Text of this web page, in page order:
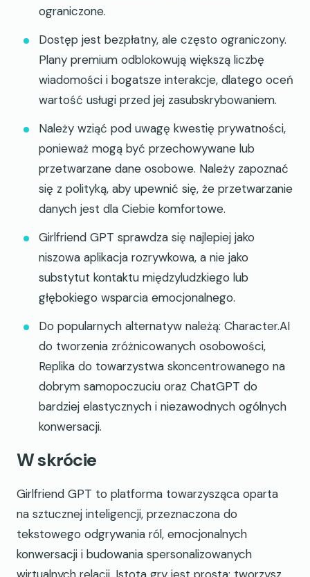
ograniczone.
Dostęp jest bezpłatny, ale często ograniczony.
Plany premium odblokowują większą liczbę
wiadomości i bogatsze interakcje, dlatego oceń
wartość usługi przed jej zasubskrybowaniem.
Należy wziąć pod uwagę kwestię prywatności,
ponieważ mogą być przechowywane lub
przetwarzane dane osobowe. Należy zapoznać
się z polityką, aby upewnić się, że przetwarzanie
danych jest dla Ciebie komfortowe.
Girlfriend GPT sprawdza się najlepiej jako
niszowa aplikacja rozrywkowa, a nie jako
substytut kontaktu międzyludzkiego lub
głębokiego wsparcia emocjonalnego.
Do popularnych alternatyw należą: Character.AI
do tworzenia zróżnicowanych osobowości,
Replika do towarzystwa skoncentrowanego na
dobrym samopoczuciu oraz ChatGPT do
bardziej elastycznych i niezawodnych ogólnych
konwersacji.
W skrócie
Girlfriend GPT to platforma towarzysząca oparta
na sztucznej inteligencji, przeznaczona do
tekstowego odgrywania ról, emocjonalnych
konwersacji i budowania spersonalizowanych